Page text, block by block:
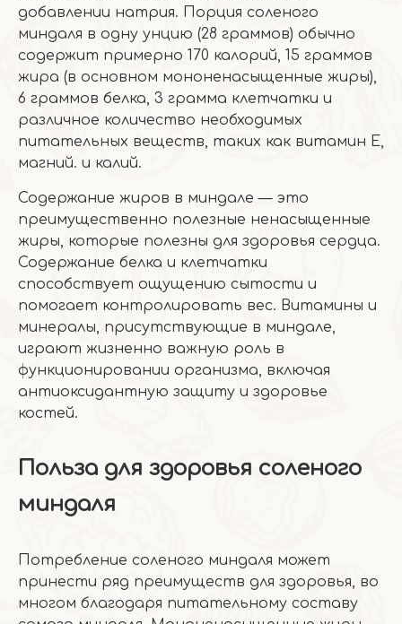
добавлении натрия. Порция соленого
миндаля в одну унцию (28 граммов) обычно
содержит примерно 170 калорий, 15 граммов
жира (в основном мононенасыщенные жиры),
6 граммов белка, 3 грамма клетчатки и
различное количество необходимых
питательных веществ, таких как витамин Е,
магний. и калий.
Содержание жиров в миндале — это
преимущественно полезные ненасыщенные
жиры, которые полезны для здоровья сердца.
Содержание белка и клетчатки
способствует ощущению сытости и
помогает контролировать вес. Витамины и
минералы, присутствующие в миндале,
играют жизненно важную роль в
функционировании организма, включая
антиоксидантную защиту и здоровье
костей.
Польза для здоровья соленого
миндаля
Потребление соленого миндаля может
принести ряд преимуществ для здоровья, во
многом благодаря питательному составу